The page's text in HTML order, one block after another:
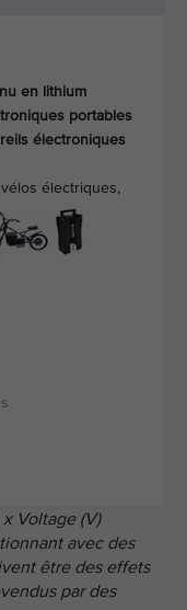
en lithium
portables
électroniques
électriques,
Voltage (V)
avec des
être des effets
par des